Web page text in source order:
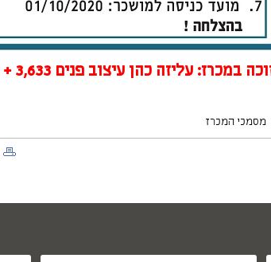
במכרז: עליזה כהן עיצוב פנים 3,633 + מע"מ
מסמכי המכרז